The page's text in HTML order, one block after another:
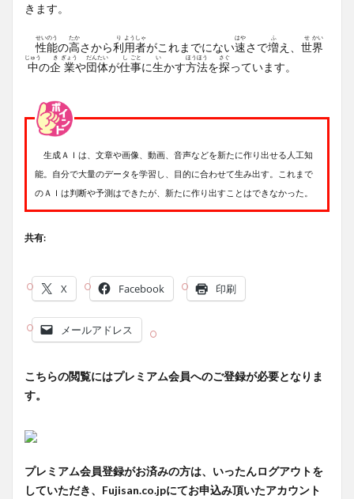
きます。
性
せい
能
のう
の高
たか
さから利
り
用
よう
者
しゃ
がこれまでにない速
はや
さで増
ふ
え、 世
せ
界
かい
中
じゅう
の企
き
業
ぎょう
や団
だん
体
たい
が仕
し
事
ごと
に生
い
かす方
ほう
法
ほう
を探
さぐ
っています。
生成ＡＩは、文章や画像、動画、音声などを新たに作り出せる人工知
能。自分で大量のデータを学習し、目的に合わせて生み出す。これまで
のＡＩは判断や予測はできたが、新たに作り出すことはできなかった。
共有:
X Facebook 印刷
メールアドレス
こちらの閲覧にはプレミアム会員へのご登録が必要となりま
す。
プレミアム会員登録がお済みの方は、いったんログアウトを
していただき、Fujisan.co.jpにてお申込み頂いたアカウント